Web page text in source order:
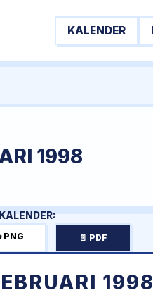
KALENDER
1998
PNG 📄 PDF
1998